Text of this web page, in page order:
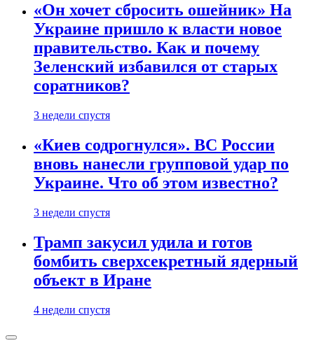
«Он хочет сбросить ошейник» На
Украине пришло к власти новое
правительство. Как и почему
Зеленский избавился от старых
соратников?
3 недели спустя
«Киев содрогнулся». ВС России
вновь нанесли групповой удар по
Украине. Что об этом известно?
3 недели спустя
Трамп закусил удила и готов
бомбить сверхсекретный ядерный
объект в Иране
4 недели спустя